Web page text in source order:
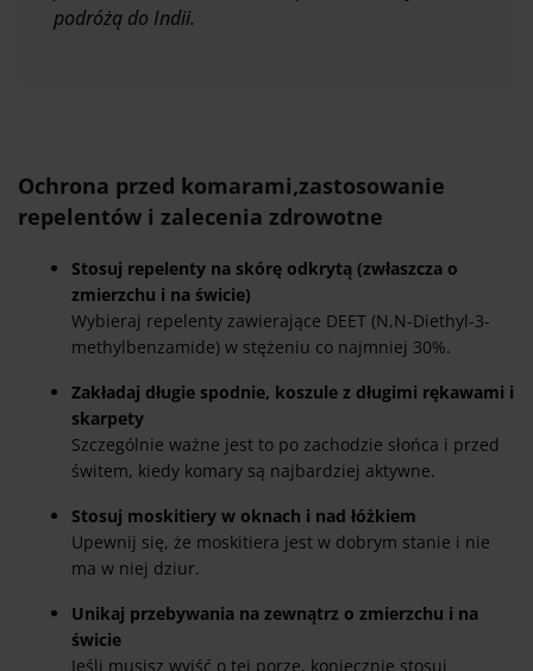
podróżą do Indii.
Ochrona przed komarami,zastosowanie
repelentów i zalecenia zdrowotne
Stosuj repelenty na skórę odkrytą (zwłaszcza o
zmierzchu i na świcie)
Wybieraj repelenty zawierające DEET (N,N-Diethyl-3-
methylbenzamide) w stężeniu co najmniej 30%.
Zakładaj długie spodnie, koszule z długimi rękawami i
skarpety
Szczególnie ważne jest to po zachodzie słońca i przed
świtem, kiedy komary są najbardziej aktywne.
Stosuj moskitiery w oknach i nad łóżkiem
Upewnij się, że moskitiera jest w dobrym stanie i nie
ma w niej dziur.
Unikaj przebywania na zewnątrz o zmierzchu i na
świcie
Jeśli musisz wyjść o tej porze, koniecznie stosuj